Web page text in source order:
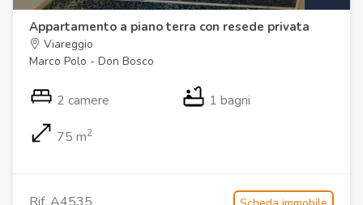
Appartamento a piano terra con resede privata
Viareggio
Marco Polo - Don Bosco
2 camere 1 bagni
75 m2